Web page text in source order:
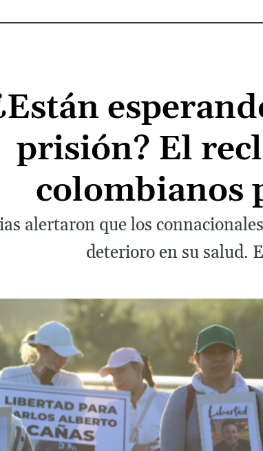
prisión? El
colombianos
alertaron que los
deterioro en su salud.